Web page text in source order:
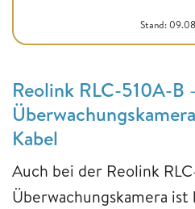
Stand:
Reolink RLC-510A-B
Kabel
Auch bei der Reolink
Überwachungskamera